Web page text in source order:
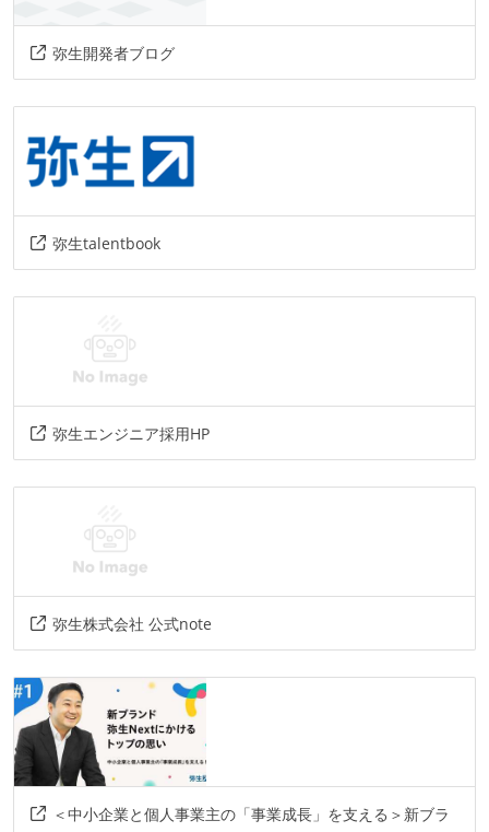
その他
aws
azure zoom gcp github-actions
弥生開発者ブログ
弥生talentbook
弥生エンジニア採用HP
弥生株式会社 公式note
＜中小企業と個人事業主の「事業成長」を支える＞新ブラ